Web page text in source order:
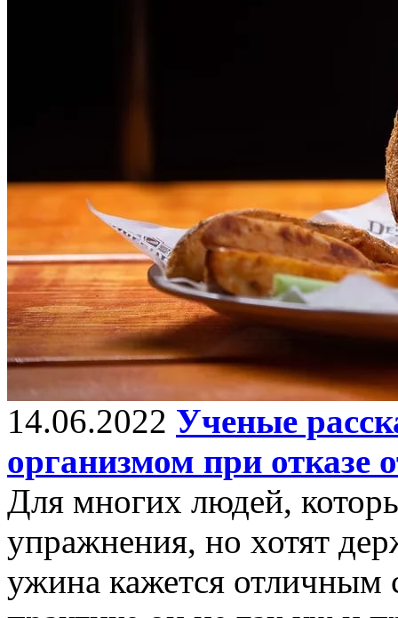
14.06.2022 Ученые
организмом при отказе
Для многих людей,
упражнения, но хотят
ужина кажется отличным